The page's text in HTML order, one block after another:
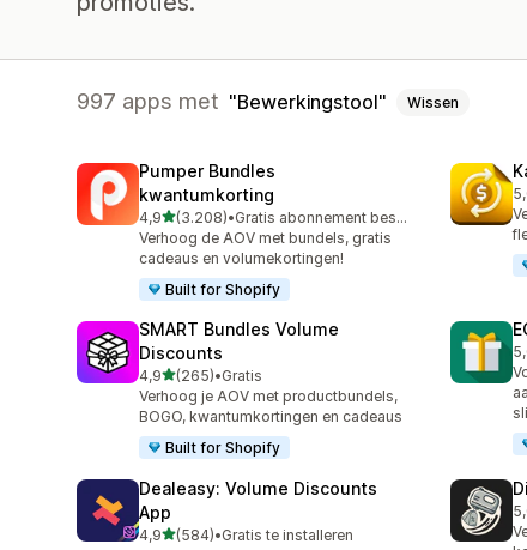
997 apps met Bewerkingstool Wissen
Pumper Bundles
kwantumkorting
4,9van 5 sterren
(3.208)
3208 recensies in totaal
•
Gratis abonnement beschikbaar
Verhoog de AOV met bundels, gratis
cadeaus en volumekortingen!
Built for Shopify
SMART Bundles Volume
Discounts
4,9van 5 sterren
(265)
265 recensies in totaal
•Gratis
Verhoog je AOV met productbundels,
BOGO, kwantumkortingen en cadeaus
Built for Shopify
Dealeasy: Volume Discounts
App
4,9van 5 sterren
(584)
584 recensies in totaal
•Gratis te installeren